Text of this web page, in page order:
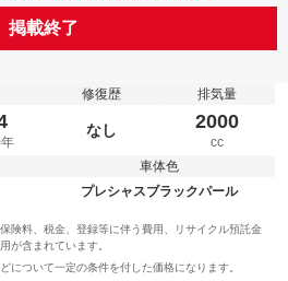
掲載終了
修復歴
なし
排気量
2000
cc
車体色
プレシャスブラックパール
険料、税金、登録等に伴う費用、リサイクル預託金
が含まれています。
について一定の条件を付した価格になります。